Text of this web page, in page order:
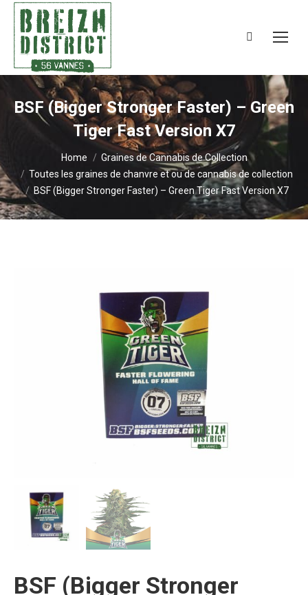
Search:
BSF (Bigger Stronger Faster) – Green
Tiger Fast Version X7
You are here:Home
Graines de Cannabis de Collection
Toutes les graines de chanvre et ou de cannabis de collection
BSF (Bigger Stronger Faster) – Green Tiger Fast Version X7
BSF (Bigger Stronger